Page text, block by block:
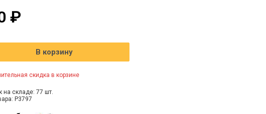
₽
В корзину
скидка в корзине
на складе: 77 шт.
P3797